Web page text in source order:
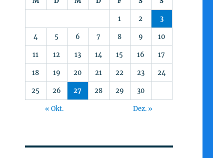
1 2 3
4 5 6 7 8 9 10
11 12 13 14 15 16 17
18 19 20 21 22 23 24
25 26 27 28 29 30
« Okt. Dez. »